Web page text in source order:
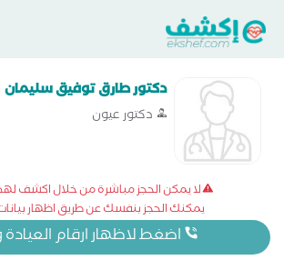
دكتور طارق توفيق سليمان
دكتور عيون
لا يمكن الحجز مباشرة من خلال اكشف
يمكنك الحجز بنفسك عن طريق اظهار
اضغط لاظهار ارقام العيادة